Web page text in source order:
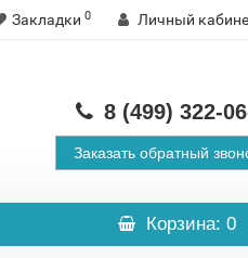
Закладки 0 Личный
8 (499) 322-
Заказать обратный
Корзина: 0